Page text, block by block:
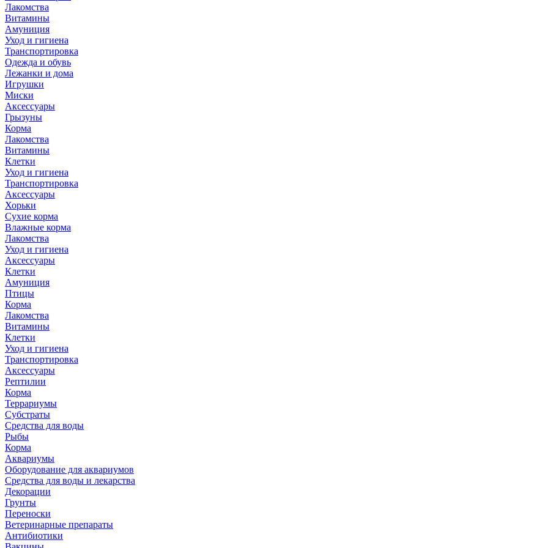
Лакомства
Витамины
Амуниция
Уход и гигиена
Транспортировка
Одежда и обувь
Лежанки и дома
Игрушки
Миски
Аксессуары
Грызуны
Корма
Лакомства
Витамины
Клетки
Уход и гигиена
Транспортировка
Аксессуары
Хорьки
Сухие корма
Влажные корма
Лакомства
Уход и гигиена
Аксессуары
Клетки
Амуниция
Птицы
Корма
Лакомства
Витамины
Клетки
Уход и гигиена
Транспортировка
Аксессуары
Рептилии
Корма
Террариумы
Субстраты
Средства для воды
Рыбы
Корма
Аквариумы
Оборудование для аквариумов
Средства для воды и лекарства
Декорации
Грунты
Переноски
Ветеринарные препараты
Антибиотики